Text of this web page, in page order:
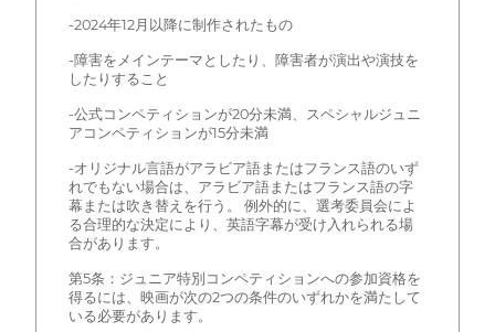
-2024年12月以降に制作されたもの
-障害をメインテーマとしたり、障害者が演出や演技を
したりすること
-公式コンペティションが20分未満、スペシャルジュニ
アコンペティションが15分未満
-オリジナル言語がアラビア語またはフランス語のいず
れでもない場合は、アラビア語またはフランス語の字
幕または吹き替えを行う。 例外的に、選考委員会によ
る合理的な決定により、英語字幕が受け入れられる場
合があります。
第5条：ジュニア特別コンペティションへの参加資格を
得るには、映画が次の2つの条件のいずれかを満たして
いる必要があります。